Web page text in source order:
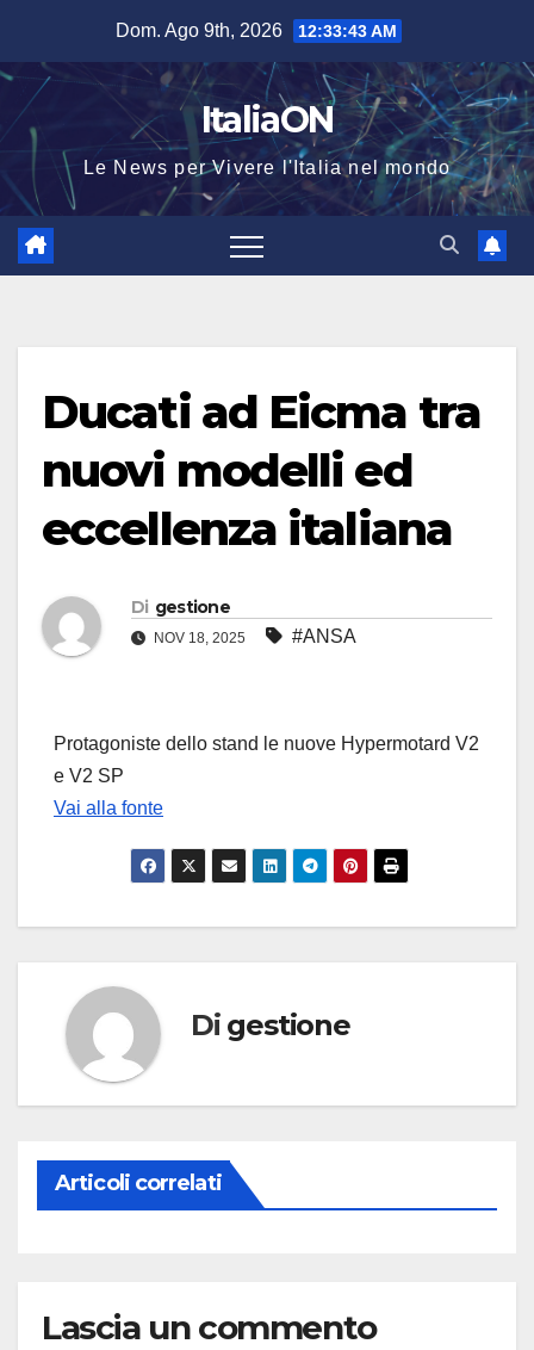
contenuto
Dom. Ago 9th, 2026 12:33:44 AM
ItaliaON
Le News per Vivere l'Italia nel mondo
Ducati ad Eicma tra
nuovi modelli ed
eccellenza italiana
Di gestione
NOV 18, 2025 #ANSA
Protagoniste dello stand le nuove Hypermotard V2
e V2 SP
Vai alla fonte
Di gestione
Articoli correlati
Lascia un commento